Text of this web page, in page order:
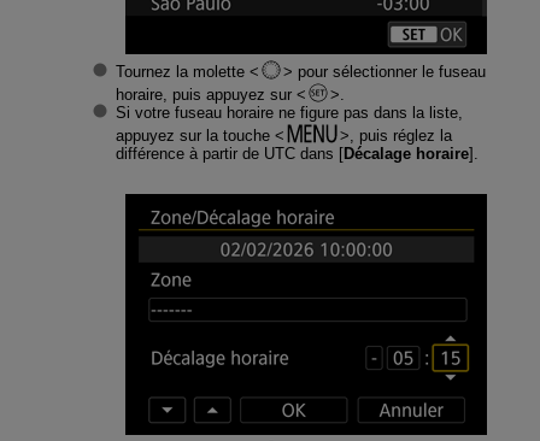
Tournez la molette
pour sélectionner le fuseau
horaire, puis appuyez sur
.
Si votre fuseau horaire ne figure pas dans la liste,
appuyez sur la touche
, puis réglez la
différence à partir de UTC dans [Décalage horaire].